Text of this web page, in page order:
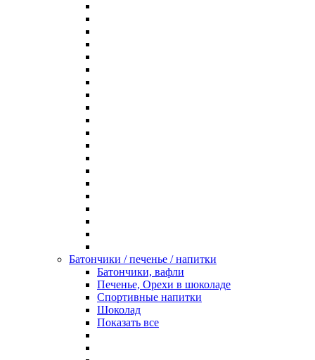
Батончики / печенье / напитки
Батончики, вафли
Печенье, Орехи в шоколаде
Спортивные напитки
Шоколад
Показать все